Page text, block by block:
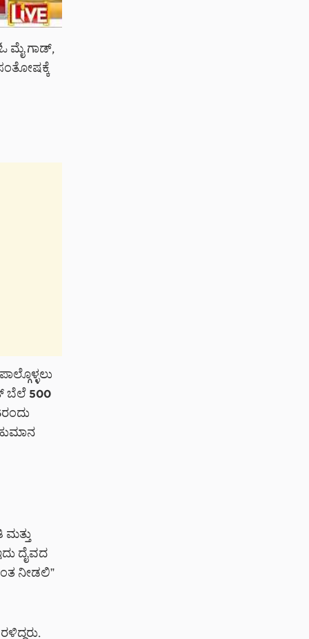
ಮೈ ಗಾಡ್,
ಬೆಲೆ 500
ದೈವದ
ನೀಡಲಿ”